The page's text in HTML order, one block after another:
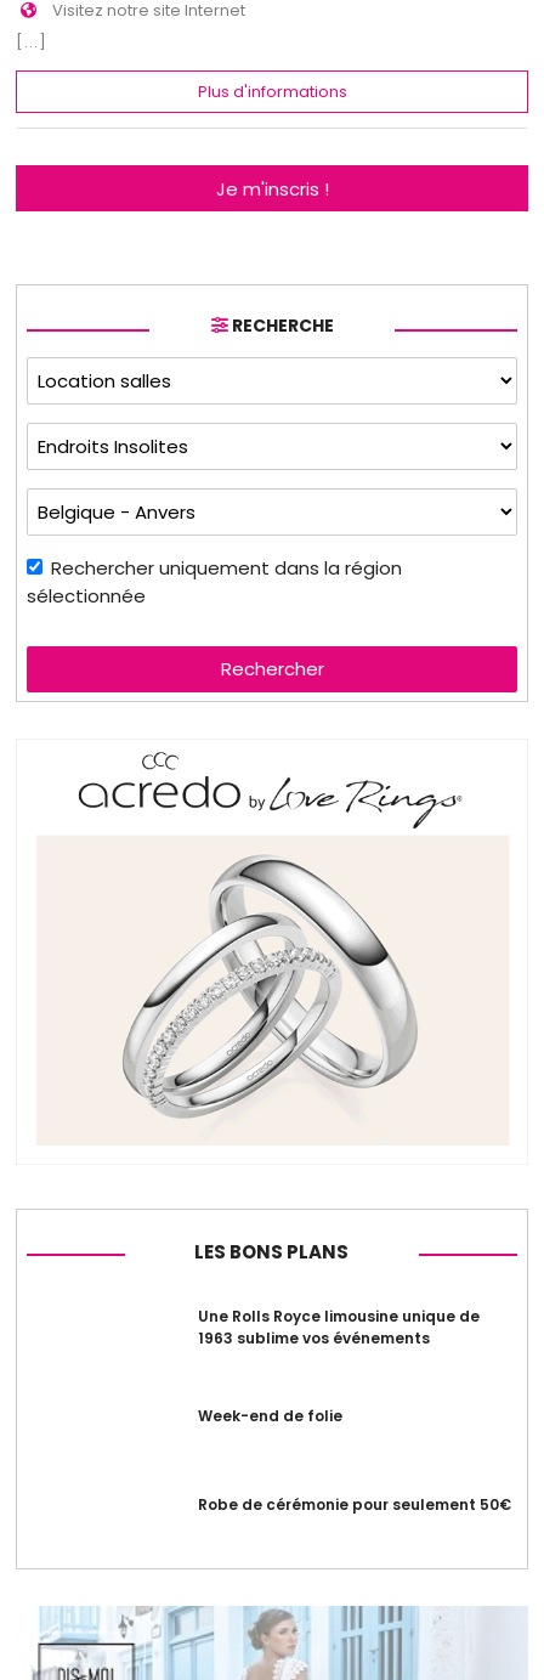
Visitez notre site Internet
[...]
Plus d'informations
Je m'inscris !
RECHERCHE
Rechercher uniquement dans la région
sélectionnée
Rechercher
LES BONS PLANS
Une Rolls Royce limousine unique de
1963 sublime vos événements
Week-end de folie
Robe de cérémonie pour seulement 50€